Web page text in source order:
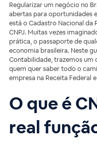
Regularizar um negócio no
abertas para oportunidades
está o Cadastro Nacional da
CNPJ. Muitas vezes
prática, o passaporte de
economia brasileira. Neste
Contabilidade, trazemos um
quem quer saber todo o
empresa na Receita Federal
O que é
real